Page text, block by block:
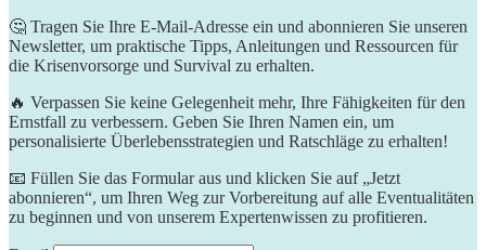
🤔 Tragen Sie Ihre E-Mail-Adresse ein und abonnieren Sie unseren
Newsletter, um praktische Tipps, Anleitungen und Ressourcen für
die Krisenvorsorge und Survival zu erhalten.
🔥 Verpassen Sie keine Gelegenheit mehr, Ihre Fähigkeiten für den
Ernstfall zu verbessern. Geben Sie Ihren Namen ein, um
personalisierte Überlebensstrategien und Ratschläge zu erhalten!
📧 Füllen Sie das Formular aus und klicken Sie auf „Jetzt
abonnieren“, um Ihren Weg zur Vorbereitung auf alle Eventualitäten
zu beginnen und von unserem Expertenwissen zu profitieren.